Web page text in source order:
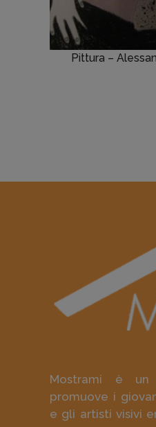
Pittura –
Mostrami è
promuove i
e gli artisti visivi